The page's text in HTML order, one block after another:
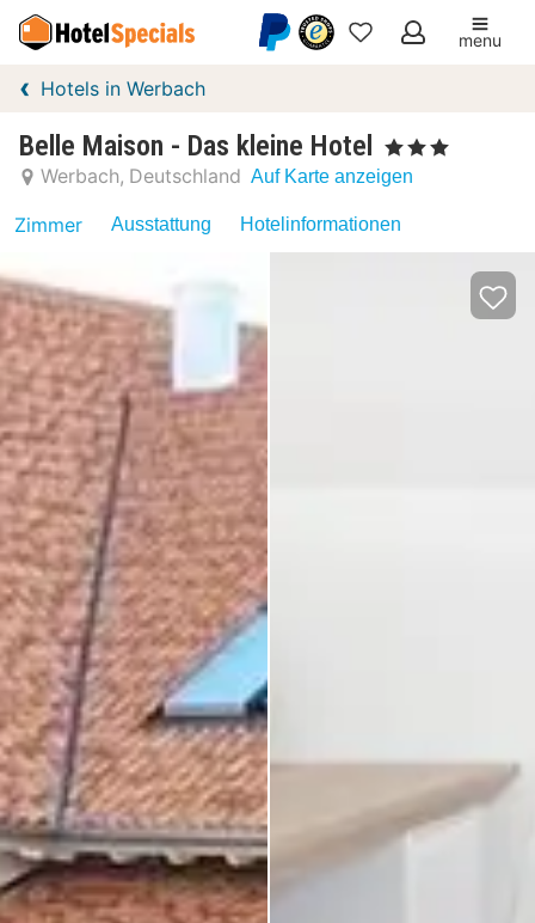
Meine
menu
Hotels in Werbach
Belle Maison - Das kleine Hotel , 3 Sterne
Werbach Deutschland Auf Karte anzeigen
Zimmer Ausstattung Hotelinformationen